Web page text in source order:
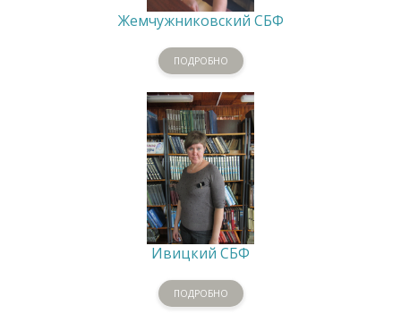
Жемчужниковский СБФ
ПОДРОБНО
Ивицкий СБФ
ПОДРОБНО